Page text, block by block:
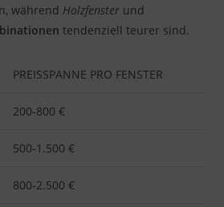
während Holzfenster und
tendenziell teurer sind.
PREISSPANNE PRO FENSTER
200-800 €
500-1.500 €
800-2.500 €